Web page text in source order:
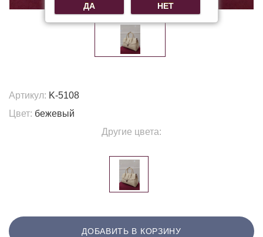
Артикул: K-5108
Цвет: бежевый
Другие цвета:
ДОБАВИТЬ В КОРЗИНУ
ДА НЕТ